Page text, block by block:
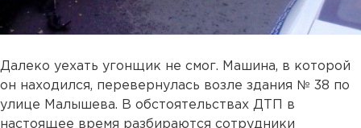
Далеко уехать угонщик не смог. Машина, в которой
он находился, перевернулась возле здания № 38 по
улице Малышева. В обстоятельствах ДТП в
настоящее время разбираются сотрудники